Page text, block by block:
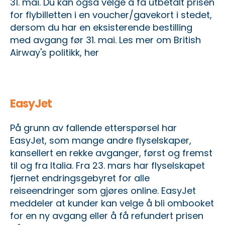
for flybilletten i en voucher/gavekort i stedet,
dersom du har en eksisterende bestilling
med avgang før 31. mai. Les mer om British
Airway's politikk, her
EasyJet
På grunn av fallende etterspørsel har
EasyJet, som mange andre flyselskaper,
kansellert en rekke avganger, først og fremst
til og fra Italia. Fra 23. mars har flyselskapet
fjernet endringsgebyret for alle
reiseendringer som gjøres online. EasyJet
meddeler at kunder kan velge å bli ombooket
for en ny avgang eller å få refundert prisen